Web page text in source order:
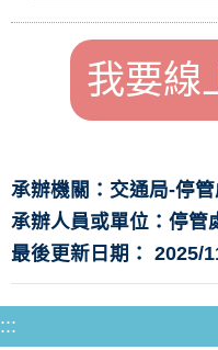
我要線
承辦機關：交通局-停
承辦人員或單位：停管
最後更新日期： 2025/
:::